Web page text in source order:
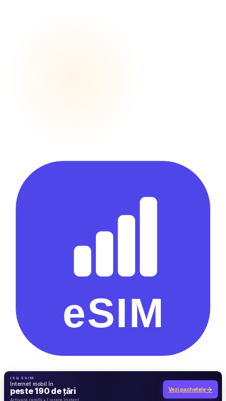
ISQ ESIM
Internet mobil în
peste 190 de țări Vezi pachetele→